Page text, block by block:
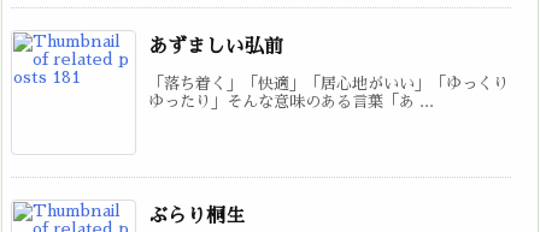
あずましい弘前
「落ち着く」「快適」「居心地がいい」「ゆっくり
ゆったり」そんな意味のある言葉「あ ...
ぶらり桐生